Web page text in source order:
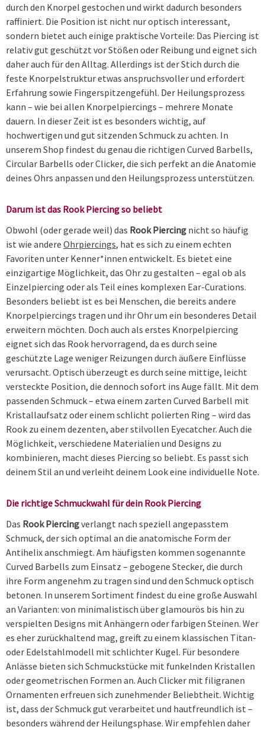
durch den Knorpel gestochen und wirkt dadurch besonders
raffiniert. Die Position ist nicht nur optisch interessant,
sondern bietet auch einige praktische Vorteile: Das Piercing ist
relativ gut geschützt vor Stößen oder Reibung und eignet sich
daher auch für den Alltag. Allerdings ist der Stich durch die
feste Knorpelstruktur etwas anspruchsvoller und erfordert
Erfahrung sowie Fingerspitzengefühl. Der Heilungsprozess
kann – wie bei allen Knorpelpiercings – mehrere Monate
dauern. In dieser Zeit ist es besonders wichtig, auf
hochwertigen und gut sitzenden Schmuck zu achten. In
unserem Shop findest du genau die richtigen Curved Barbells,
Circular Barbells oder Clicker, die sich perfekt an die Anatomie
deines Ohrs anpassen und den Heilungsprozess unterstützen.
Darum ist das Rook Piercing so beliebt
Obwohl (oder gerade weil) das Rook Piercing nicht so häufig
ist wie andere Ohrpiercings, hat es sich zu einem echten
Favoriten unter Kenner*innen entwickelt. Es bietet eine
einzigartige Möglichkeit, das Ohr zu gestalten – egal ob als
Einzelpiercing oder als Teil eines komplexen Ear-Curations.
Besonders beliebt ist es bei Menschen, die bereits andere
Knorpelpiercings tragen und ihr Ohr um ein besonderes Detail
erweitern möchten. Doch auch als erstes Knorpelpiercing
eignet sich das Rook hervorragend, da es durch seine
geschützte Lage weniger Reizungen durch äußere Einflüsse
verursacht. Optisch überzeugt es durch seine mittige, leicht
versteckte Position, die dennoch sofort ins Auge fällt. Mit dem
passenden Schmuck – etwa einem zarten Curved Barbell mit
Kristallaufsatz oder einem schlicht polierten Ring – wird das
Rook zu einem dezenten, aber stilvollen Eyecatcher. Auch die
Möglichkeit, verschiedene Materialien und Designs zu
kombinieren, macht dieses Piercing so beliebt. Es passt sich
deinem Stil an und verleiht deinem Look eine individuelle Note.
Die richtige Schmuckwahl für dein Rook Piercing
Das Rook Piercingverlangt nach speziell angepasstem
Schmuck, der sich optimal an die anatomische Form der
Antihelix anschmiegt. Am häufigsten kommen sogenannte
Curved Barbells zum Einsatz – gebogene Stecker, die durch
ihre Form angenehm zu tragen sind und den Schmuck optisch
betonen. In unserem Sortiment findest du eine große Auswahl
an Varianten: von minimalistisch über glamourös bis hin zu
verspielten Designs mit Anhängern oder farbigen Steinen. Wer
es eher zurückhaltend mag, greift zu einem klassischen Titan-
oder Edelstahlmodell mit schlichter Kugel. Für besondere
Anlässe bieten sich Schmuckstücke mit funkelnden Kristallen
oder geometrischen Formen an. Auch Clicker mit filigranen
Ornamenten erfreuen sich zunehmender Beliebtheit. Wichtig
ist, dass der Schmuck gut verarbeitet und hautfreundlich ist –
besonders während der Heilungsphase. Wir empfehlen daher